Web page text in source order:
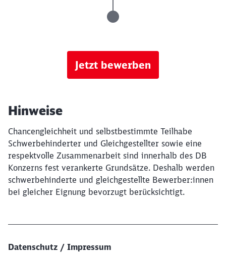
Jetzt bewerben
Hinweise
Chancengleichheit und selbstbestimmte Teilhabe
Schwerbehinderter und Gleichgestellter sowie eine
respektvolle Zusammenarbeit sind innerhalb des DB
Konzerns fest verankerte Grundsätze. Deshalb werden
schwerbehinderte und gleichgestellte Bewerber:innen
bei gleicher Eignung bevorzugt berücksichtigt.
Datenschutz / Impressum